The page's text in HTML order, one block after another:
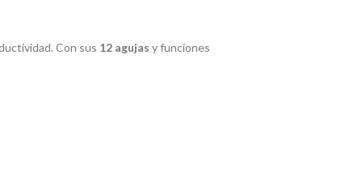
Con sus 12 agujas y funciones